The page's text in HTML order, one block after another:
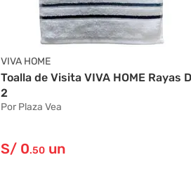
VIVA HOME
Toalla de Visita VIVA HOME Rayas
2
Por Plaza Vea
S/ 0.50 un